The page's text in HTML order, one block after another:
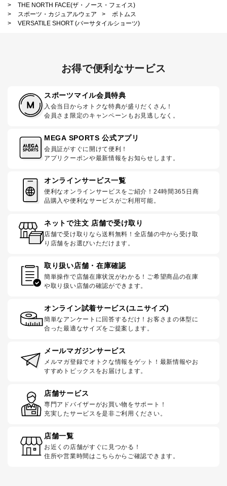
>
THE NORTH FACE(ザ・ノース・フェイス)
>
スポーツ・カジュアルウェア >
ボトムス
>
VERSATILE SHORT (バーサタイルショーツ)
お得で便利なサービス
スポーツマイル会員特典
入会当日からオトクな特典が盛りだくさん！
会員さま限定のキャンペーンもお見逃しなく。
MEGA SPORTS 公式アプリ
会員証がすぐに開けて便利！
アプリクーポンや最新情報をお知らせします。
オンラインサービス一覧
便利なオンラインサービスをご紹介！24時間365日商
品購入や便利なサービスがご利用可能。
ネットで注文 店舗で受け取り
店舗で受け取りなら送料無料！全店舗の中から受け取
り店舗をお選びいただけます。
取り扱い店舗・在庫確認
簡単操作で店舗在庫状況がわかる！ご希望商品の在庫
や取り扱い店舗の確認ができます。
オンライン試着サービス(ユニサイズ)
簡単なアンケートに回答するだけ！お客さまの体型に
合った最適なサイズをご提案します。
メールマガジンサービス
メルマガ登録でオトクな情報をゲット！最新情報やお
すすめトピックスをお届けします。
店舗サービス
専門アドバイザーがお買い物をサポート！
充実したサービスを是非ご利用ください。
店舗一覧
お近くの店舗がすぐに見つかる！
住所や営業時間はこちらからご確認できます。